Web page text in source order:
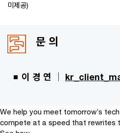
미제공)
문 의
이 경 연
We help you meet tomorrow’s
compete at a speed that rewrites